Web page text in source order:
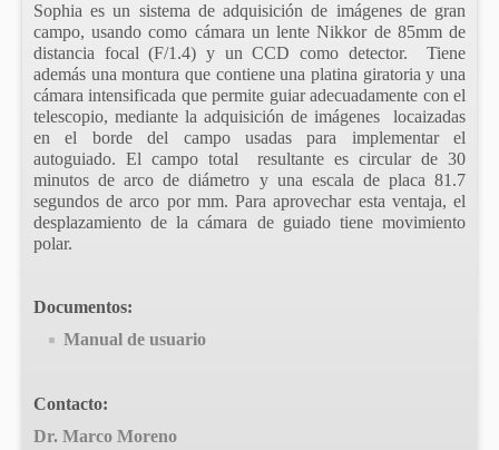
Sophia es un sistema de adquisición de imágenes de gran
campo, usando como cámara un lente Nikkor de 85mm de
distancia focal (F/1.4) y un CCD como detector. Tiene
además una montura que contiene una platina giratoria y una
cámara intensificada que permite guiar adecuadamente con el
telescopio, mediante la adquisición de imágenes locaizadas
en el borde del campo usadas para implementar el
autoguiado. El campo total resultante es circular de 30
minutos de arco de diámetro y una escala de placa 81.7
segundos de arco por mm. Para aprovechar esta ventaja, el
desplazamiento de la cámara de guiado tiene movimiento
polar.
Documentos:
Manual de usuario
Contacto:
Dr. Marco Moreno